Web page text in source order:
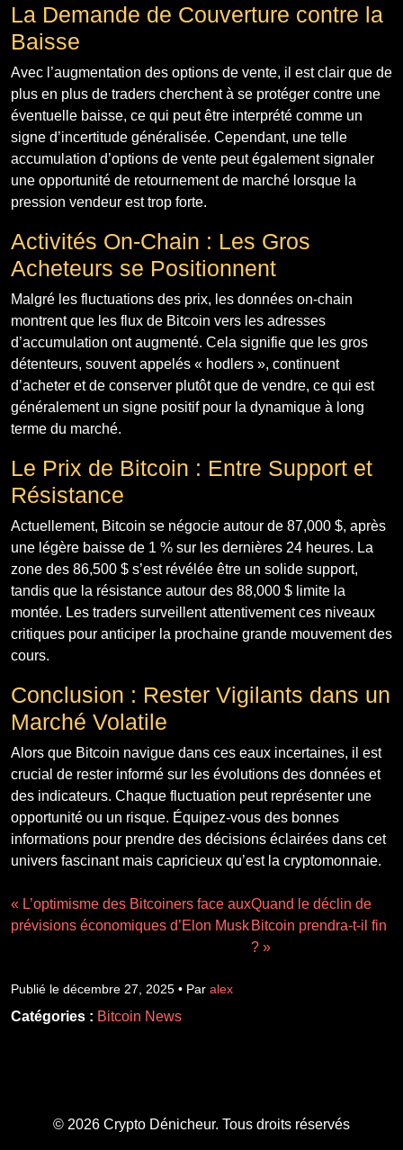
La Demande de Couverture contre la
Baisse
Avec l’augmentation des options de vente, il est clair que de
plus en plus de traders cherchent à se protéger contre une
éventuelle baisse, ce qui peut être interprété comme un
signe d’incertitude généralisée. Cependant, une telle
accumulation d’options de vente peut également signaler
une opportunité de retournement de marché lorsque la
pression vendeur est trop forte.
Activités On-Chain : Les Gros
Acheteurs se Positionnent
Malgré les fluctuations des prix, les données on-chain
montrent que les flux de Bitcoin vers les adresses
d’accumulation ont augmenté. Cela signifie que les gros
détenteurs, souvent appelés « hodlers », continuent
d’acheter et de conserver plutôt que de vendre, ce qui est
généralement un signe positif pour la dynamique à long
terme du marché.
Le Prix de Bitcoin : Entre Support et
Résistance
Actuellement, Bitcoin se négocie autour de 87,000 $, après
une légère baisse de 1 % sur les dernières 24 heures. La
zone des 86,500 $ s’est révélée être un solide support,
tandis que la résistance autour des 88,000 $ limite la
montée. Les traders surveillent attentivement ces niveaux
critiques pour anticiper la prochaine grande mouvement des
cours.
Conclusion : Rester Vigilants dans un
Marché Volatile
Alors que Bitcoin navigue dans ces eaux incertaines, il est
crucial de rester informé sur les évolutions des données et
des indicateurs. Chaque fluctuation peut représenter une
opportunité ou un risque. Équipez-vous des bonnes
informations pour prendre des décisions éclairées dans cet
univers fascinant mais capricieux qu’est la cryptomonnaie.
« L’optimisme des Bitcoiners face aux
prévisions économiques d’Elon Musk
Quand le déclin de
Bitcoin prendra-t-il fin
? »
Publié le décembre 27, 2025 • Par alex
Catégories : Bitcoin News
© 2026 Crypto Dénicheur. Tous droits réservés